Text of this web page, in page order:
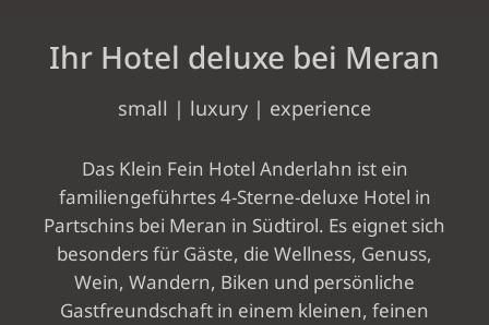
ZIMMER & SUITEN
WELLNESS VITAL
GARDEN
Ihr Hotel deluxe bei Meran
small | luxury | experience
Das Klein Fein Hotel Anderlahn ist ein
familiengeführtes 4-Sterne-deluxe Hotel in
Partschins bei Meran in Südtirol. Es eignet sich
besonders für Gäste, die Wellness, Genuss,
Wein, Wandern, Biken und persönliche
Gastfreundschaft in einem kleinen, feinen